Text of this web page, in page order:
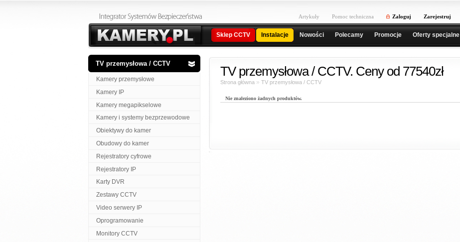
Artykuły Pomoc techniczna Zaloguj Zarejestruj
Sklep CCTV Instalacje Nowości Polecamy Promocje Oferty specjalne
TV przemysłowa / CCTV
Kamery przemysłowe
Kamery IP
Kamery megapikselowe
Kamery i systemy bezprzewodowe
Obiektywy do kamer
Obudowy do kamer
Rejestratory cyfrowe
Rejestratory IP
Karty DVR
Zestawy CCTV
Video serwery IP
Oprogramowanie
Monitory CCTV
TV przemysłowa / CCTV. Ceny od 77540zł
Strona główna » TV przemysłowa / CCTV
Nie znaleziono żadnych produktów.